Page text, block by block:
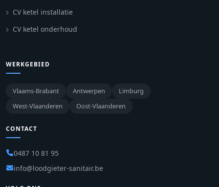
CV ketel installatie
CV ketel onderhoud
WERKGEBIED
Vlaams-Brabant Antwerpen
Limburg
West-Vlaanderen
Oost-Vlaanderen
CONTACT
0487 10 81 95
info@loodgieter-sanitair.be